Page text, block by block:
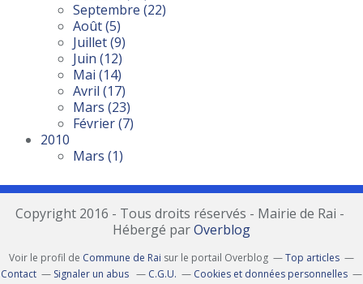
Septembre (22)
Août(5)
Juillet(9)
Juin (12)
Mai (14)
Avril (17)
Mars (23)
Février(7)
2010
Mars (1)
Copyright 2016 - Tous droits réservés - Mairie de Rai -
Hébergé parOverblog
Voir le profil de Commune de Rai sur le portail Overblog
Top articles
Contact
Signaler un abus C.G.U.
Cookies et données personnelles